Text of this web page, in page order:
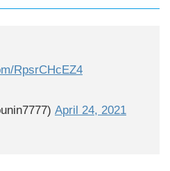
RpsrCHcEZ4
April 24, 2021